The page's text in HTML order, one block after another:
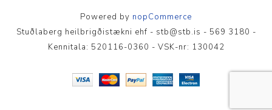
Powered by nopCommerce
Stuðlaberg heilbrigðistækni ehf - stb@stb.is - 569 3180 -
Kennitala: 520116-0360 - VSK-nr: 130042